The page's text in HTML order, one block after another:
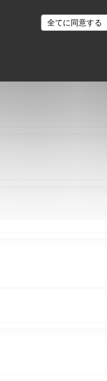
全てに同意する
est au petit